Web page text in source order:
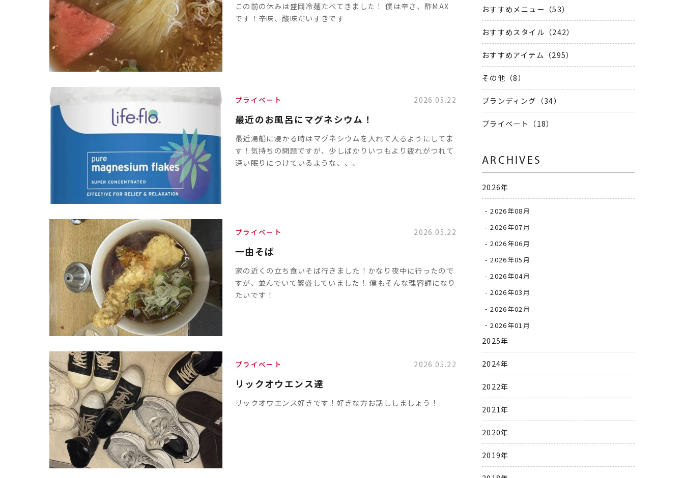
この前の休みは盛岡冷麺たべてきました！ 僕は辛さ、酢MAX
です！辛味、酸味だいすきです
プライベート 2026.05.22
最近のお風呂にマグネシウム！
最近湯船に浸かる時はマグネシウムを入れて入るようにしてま
す！気持ちの問題ですが、少しばかりいつもより疲れがつれて
深い眠りにつけているような、、、
プライベート 2026.05.22
一由そば
家の近くの立ち食いそば行きました！かなり夜中に行ったので
すが、並んでいて繁盛していました！ 僕もそんな理容師になり
たいです！
プライベート 2026.05.22
リックオウエンス達
リックオウエンス好きです！好きな方お話ししましょう！
おすすめメニュー（53）
おすすめスタイル（242）
おすすめアイテム（295）
その他（8）
ブランディング（34）
プライベート（18）
ARCHIVES
2026年
2026年08月
2026年07月
2026年06月
2026年05月
2026年04月
2026年03月
2026年02月
2026年01月
2025年
2024年
2022年
2021年
2020年
2019年